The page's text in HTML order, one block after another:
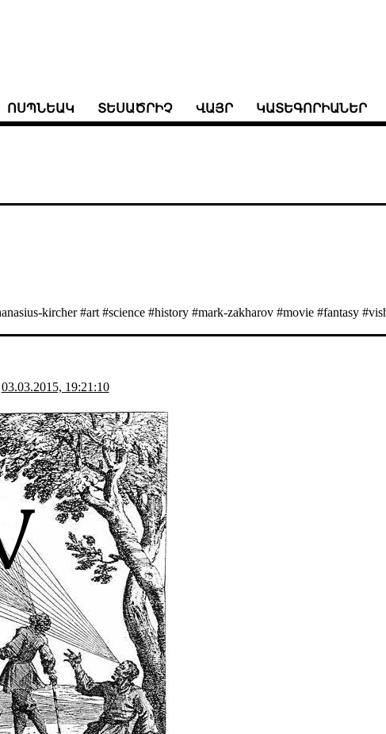
ՈՍՊՆԵԱԿ ՏԵՍԱԾՐԻՉ ՎԱՅՐ ԿԱՏԵԳՈՐԻԱՆԵՐ
kircher #art #science #history #mark-zakharov #movie #fantasy
03.03.2015, 19:21:10